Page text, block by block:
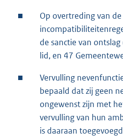
■
Op overtreding van de
de sanctie van
lid, en 47
■
Vervulling
bepaald dat zij geen
ongewenst zijn met
vervulling van hun
is daaraan